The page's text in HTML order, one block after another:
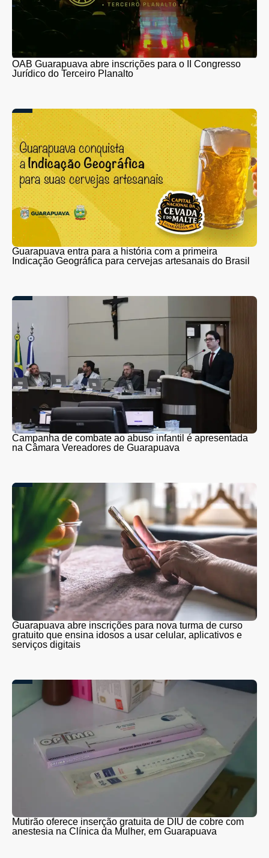
OAB Guarapuava abre inscrições para o II Congresso
Jurídico do Terceiro Planalto
Guarapuava entra para a história com a primeira
Indicação Geográfica para cervejas artesanais do Brasil
Campanha de combate ao abuso infantil é apresentada
na Câmara Vereadores de Guarapuava
Guarapuava abre inscrições para nova turma de curso
gratuito que ensina idosos a usar celular, aplicativos e
serviços digitais
Mutirão oferece inserção gratuita de DIU de cobre com
anestesia na Clínica da Mulher, em Guarapuava